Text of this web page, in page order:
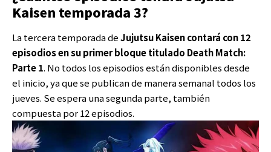
Kaisen temporada 3?
La tercera temporada deJujutsu Kaisen contará con 12
episodios en su primer bloque titulado Death Match:
Parte 1. No todos los episodios están disponibles desde
el inicio, ya que se publican de manera semanal todos los
jueves. Se espera una segunda parte, también
compuesta por 12 episodios.